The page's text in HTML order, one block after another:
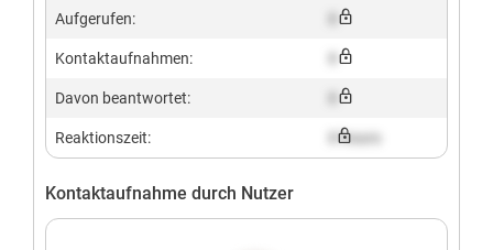
Aufgerufen:
Kontaktaufnahmen:
Davon beantwortet:
Reaktionszeit: X hours
Kontaktaufnahme durch Nutzer